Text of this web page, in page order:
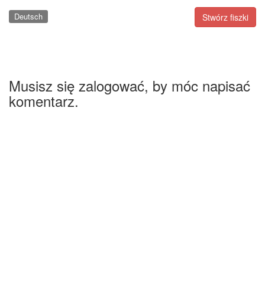
Stwórz fiszki
Deutsch
Musisz się zalogować, by móc napisać
komentarz.